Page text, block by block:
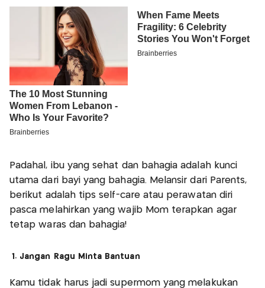
Padahal, ibu yang sehat dan bahagia adalah kunci
utama dari bayi yang bahagia. Melansir dari Parents,
berikut adalah tips self-care atau perawatan diri
pasca melahirkan yang wajib Mom terapkan agar
tetap waras dan bahagia!
1. Jangan Ragu Minta Bantuan
Kamu tidak harus jadi supermom yang melakukan